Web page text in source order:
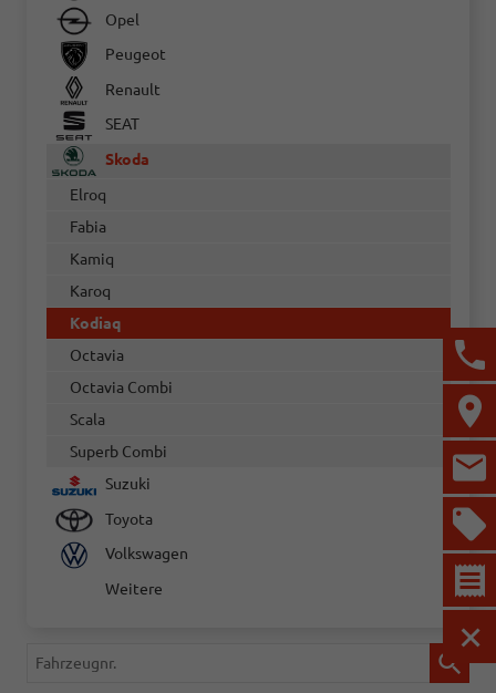
Opel
Peugeot
Renault
SEAT
Skoda
Elroq
Fabia
Kamiq
Karoq
Kodiaq
Octavia
Octavia Combi
Scala
Superb Combi
Suzuki
Toyota
Volkswagen
Weitere
Fahrzeugnr.